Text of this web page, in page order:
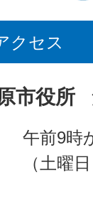
クセス
市役所
午前9時
（土曜